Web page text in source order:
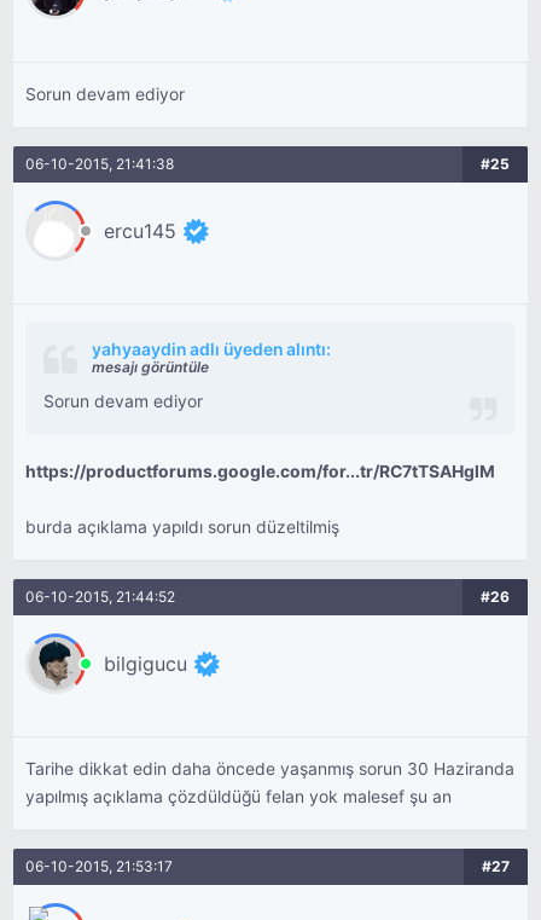
Sorun devam ediyor
06-10-2015, 21:41:38 #25
ercu145
yahyaaydin adlı üyeden alıntı:
mesajı görüntüle
Sorun devam ediyor
https://productforums.google.com/for...tr/RC7tTSAHglM
burda açıklama yapıldı sorun düzeltilmiş
06-10-2015, 21:44:52 #26
bilgigucu
Tarihe dikkat edin daha öncede yaşanmış sorun 30 Haziranda
yapılmış açıklama çözdüldüğü felan yok malesef şu an
06-10-2015, 21:53:17 #27